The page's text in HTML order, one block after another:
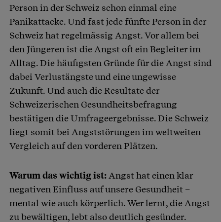
Person in der Schweiz schon einmal eine
Panikattacke. Und fast jede fünfte Person in der
Schweiz hat regelmässig Angst. Vor allem bei
den Jüngeren ist die Angst oft ein Begleiter im
Alltag. Die häufigsten Gründe für die Angst sind
dabei Verlustängste und eine ungewisse
Zukunft. Und auch die Resultate der
Schweizerischen Gesundheitsbefragung
bestätigen die Umfrageergebnisse. Die Schweiz
liegt somit bei Angststörungen im weltweiten
Vergleich auf den vorderen Plätzen.
Warum das wichtig ist:Angst hat einen klar
negativen Einfluss auf unsere Gesundheit –
mental wie auch körperlich. Wer lernt, die Angst
zu bewältigen, lebt also deutlich gesünder.